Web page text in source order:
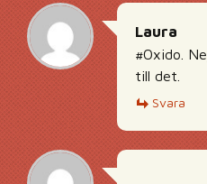
Laura
#Oxido.
till det.
Svara